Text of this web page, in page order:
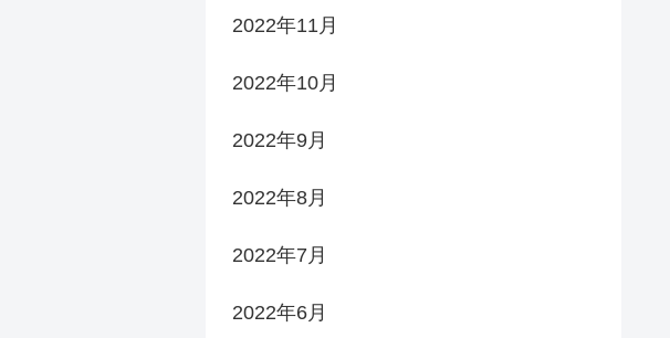
2022年11月
2022年10月
2022年9月
2022年8月
2022年7月
2022年6月